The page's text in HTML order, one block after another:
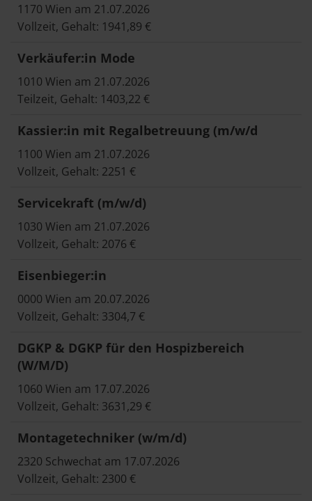
1170 Wien am 21.07.2026
Vollzeit, Gehalt: 1941,89 €
Verkäufer:in Mode
1010 Wien am 21.07.2026
Teilzeit, Gehalt: 1403,22 €
Kassier:in mit Regalbetreuung (m/w/d
1100 Wien am 21.07.2026
Vollzeit, Gehalt: 2251 €
Servicekraft (m/w/d)
1030 Wien am 21.07.2026
Vollzeit, Gehalt: 2076 €
Eisenbieger:in
0000 Wien am 20.07.2026
Vollzeit, Gehalt: 3304,7 €
DGKP & DGKP für den Hospizbereich
(W/M/D)
1060 Wien am 17.07.2026
Vollzeit, Gehalt: 3631,29 €
Montagetechniker (w/m/d)
2320 Schwechat am 17.07.2026
Vollzeit, Gehalt: 2300 €